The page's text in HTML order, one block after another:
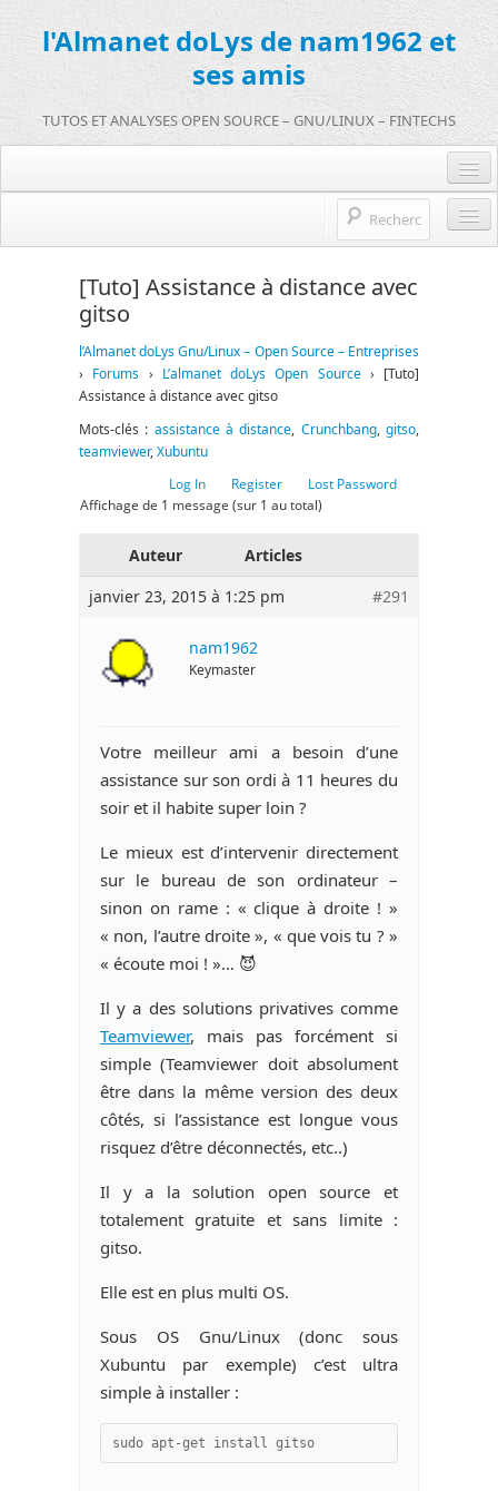
l'Almanet doLys de nam1962 et
ses amis
TUTOS ET ANALYSES OPEN SOURCE – GNU/LINUX – FINTECHS
Je m’inscris sur doLys !
Une question ? Hop !
Open source et entreprises
Références de l’Almanet
[Tuto] Assistance à distance avec
gitso
l’Almanet doLys Gnu/Linux – Open Source – Entreprises
› Forums › L’almanet doLys Open Source › [Tuto]
Assistance à distance avec gitso
Mots-clés : assistance à distance, Crunchbang,gitso,
teamviewer,Xubuntu
Log In
Register
Lost Password
Affichage de 1 message (sur 1 au total)
Auteur
Articles
janvier 23, 2015 à 1:25 pm
#291
nam1962
Keymaster
Votre meilleur ami a besoin d’une
assistance sur son ordi à 11 heures du
soir et il habite super loin ?
Le mieux est d’intervenir directement
sur le bureau de son ordinateur –
sinon on rame : « clique à droite ! »
« non, l’autre droite », « que vois tu ? »
« écoute moi ! »… 😈
Il y a des solutions privatives comme
Teamviewer, mais pas forcément si
simple (Teamviewer doit absolument
être dans la même version des deux
côtés, si l’assistance est longue vous
risquez d’être déconnectés, etc..)
Il y a la solution open source et
totalement gratuite et sans limite :
gitso.
Elle est en plus multi OS.
Sous OS Gnu/Linux (donc sous
Xubuntu par exemple) c’est ultra
simple à installer :
sudo apt-get install gitso